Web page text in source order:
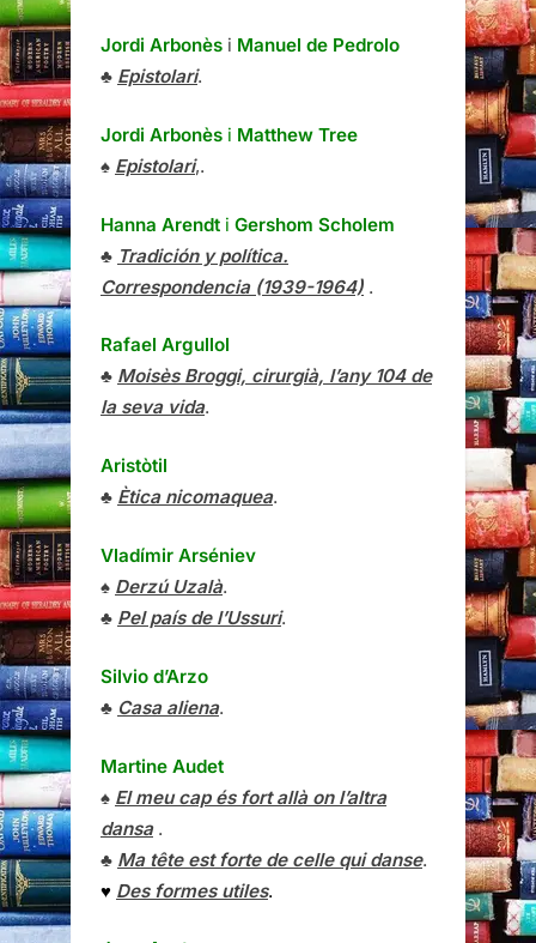
Jordi Arbonès i Manuel de Pedrolo
♣ Epistolari.
Jordi Arbonès i Matthew Tree
♠ Epistolari,.
Hanna Arendt i Gershom Scholem
♣ Tradición y política.
Correspondencia (1939-1964) .
Rafael Argullol
♣ Moisès Broggi, cirurgià, l’any 104 de
la seva vida.
Aristòtil
♣ Ètica nicomaquea.
Vladímir Arséniev
♠ Derzú Uzalà.
♣ Pel país de l’Ussuri.
Silvio d’Arzo
♣ Casa aliena.
Martine Audet
♠ El meu cap és fort allà on l’altra
dansa.
♣ Ma tête est forte de celle qui danse.
♥ Des formes utiles.